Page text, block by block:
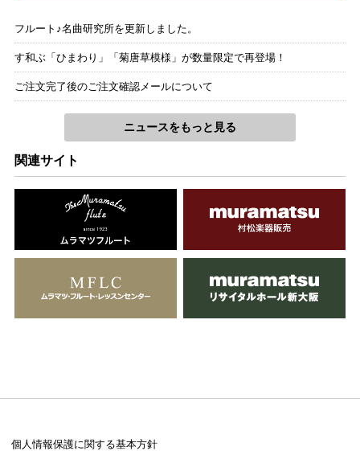
フルート♪名曲研究所を更新しました。
す和ぶ「ひまわり」「菊唐草模様」が数量限定で再登場！
ご注文完了後のご注文確認メールについて
ニュースをもっと見る
関連サイト
個人情報保護に関する基本方針